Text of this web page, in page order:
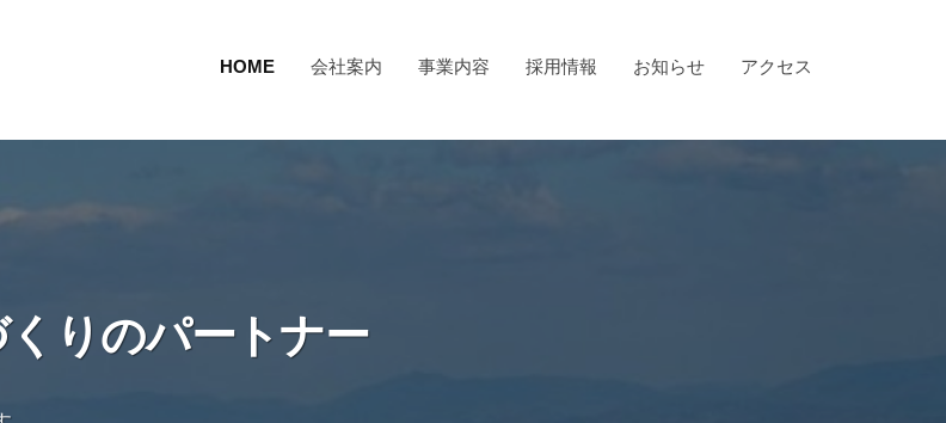
HOME 会社案内 事業内容 採用情報 お知らせ アクセス
りのパートナー